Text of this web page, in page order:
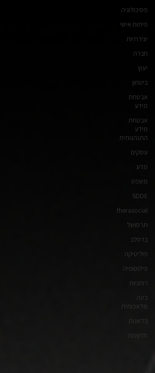
פסיכולוגיה
פיתוח אישי
יצירתיות
חברה
יעוץ
ביטחון
אבטחת
מידע
אבטחת
מידע
התנהגותית
עסקים
מדע
משפט
SDDE
therasocial
תרסושל
ברסלב
פוליטיקה
פילוסופיה
רוחניות
בינה
מלאכותית
בלשנות
חדשנות
ציבורי אינו אדם פרטי. אין לו תמיד “לב שנפגע”, ואין לו